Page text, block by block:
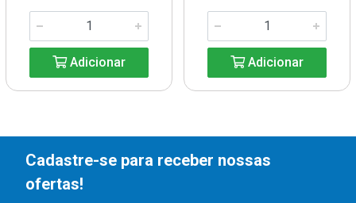
Adicionar Adicionar
Cadastre-se para receber nossas
ofertas!